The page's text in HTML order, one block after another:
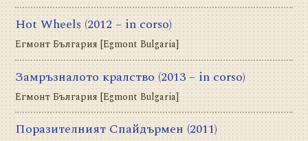
Hot Wheels (2012 – in corso)
Егмонт България [Egmont Bulgaria]
Замръзналото кралство (2013 – in corso)
Егмонт България [Egmont Bulgaria]
Поразителният Спайдърмен (2011)